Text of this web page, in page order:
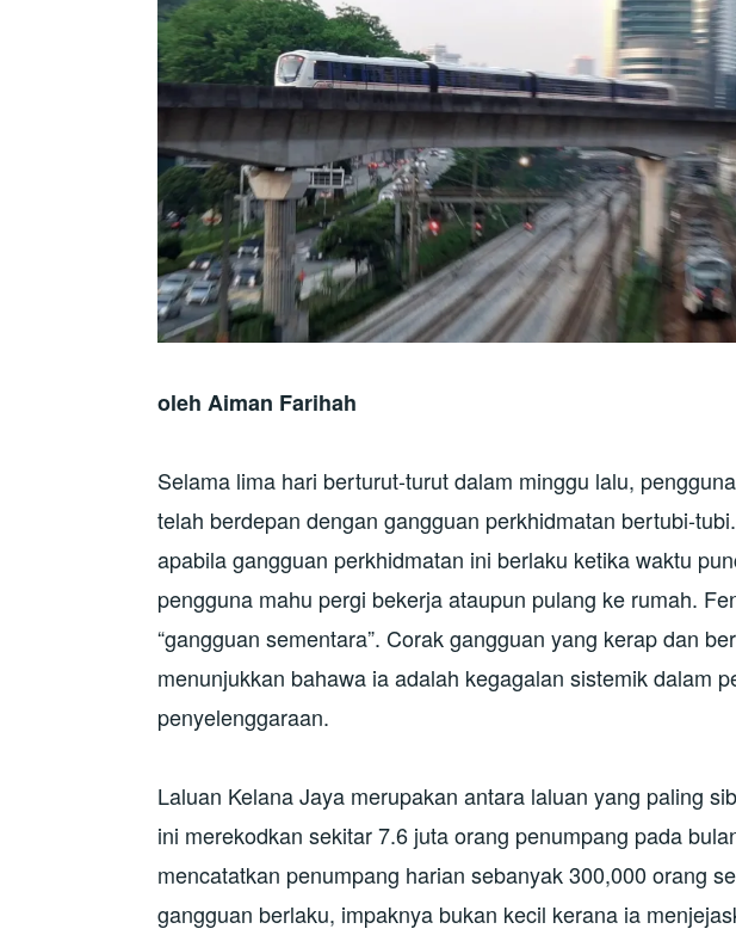
oleh Aiman Farihah
Selama lima hari berturut-turut dalam minggu lalu,
telah berdepan dengan gangguan perkhidmatan bertubi-
apabila gangguan perkhidmatan ini berlaku ketika waktu
pengguna mahu pergi bekerja ataupun pulang ke rumah.
“gangguan sementara”. Corak gangguan yang kerap dan
menunjukkan bahawa ia adalah kegagalan sistemik dalam
penyelenggaraan.
Laluan Kelana Jaya merupakan antara laluan yang paling
ini merekodkan sekitar 7.6 juta orang penumpang pada
mencatatkan penumpang harian sebanyak 300,000 orang
gangguan berlaku, impaknya bukan kecil kerana ia